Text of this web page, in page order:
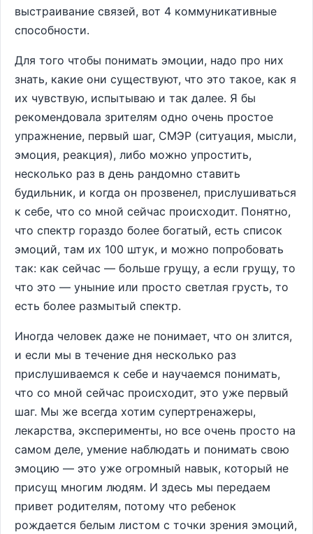
выстраивание связей, вот 4 коммуникативные
способности.
Для того чтобы понимать эмоции, надо про них
знать, какие они существуют, что это такое, как я
их чувствую, испытываю и так далее. Я бы
рекомендовала зрителям одно очень простое
упражнение, первый шаг, СМЭР (ситуация, мысли,
эмоция, реакция), либо можно упростить,
несколько раз в день рандомно ставить
будильник, и когда он прозвенел, прислушиваться
к себе, что со мной сейчас происходит. Понятно,
что спектр гораздо более богатый, есть список
эмоций, там их 100 штук, и можно попробовать
так: как сейчас — больше грущу, а если грущу, то
что это — уныние или просто светлая грусть, то
есть более размытый спектр.
Иногда человек даже не понимает, что он злится,
и если мы в течение дня несколько раз
прислушиваемся к себе и научаемся понимать,
что со мной сейчас происходит, это уже первый
шаг. Мы же всегда хотим супертренажеры,
лекарства, эксперименты, но все очень просто на
самом деле, умение наблюдать и понимать свою
эмоцию — это уже огромный навык, который не
присущ многим людям. И здесь мы передаем
привет родителям, потому что ребенок
рождается белым листом с точки зрения эмоций,